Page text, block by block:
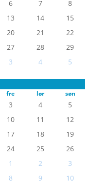
6 7
8
13 14
15
20 21
22
27 28
29
3 4 5
fre lør søn
3 4
5
10 11
12
17 18
19
24 25
26
1 2
3
8 9 10